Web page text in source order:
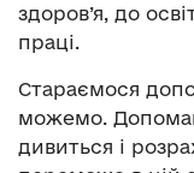
здоров’я, до
праці.
Стараємося
можемо.
дивиться і